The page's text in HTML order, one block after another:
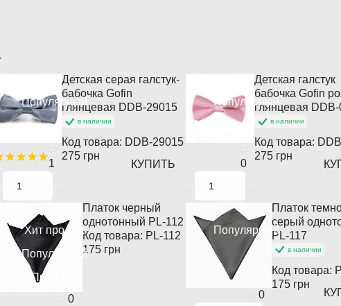
Популярный
1
Детская серая галстук-
бабочка Gofin
глянцевая DDB-29015
в наличии
Код товара: DDB-29015
275 грн
КУПИТЬ
Популярный
0
Детская галстук
бабочка Gofin
глянцевая
в наличии
Код товара:
275 грн
Хит продаж
Популярный
Продано
0
Платок черный
однотонный PL-112
Код товара: PL-112
175 грн
Популярный
0
Платок
серый
PL-117
в наличии
Код товара:
175 грн